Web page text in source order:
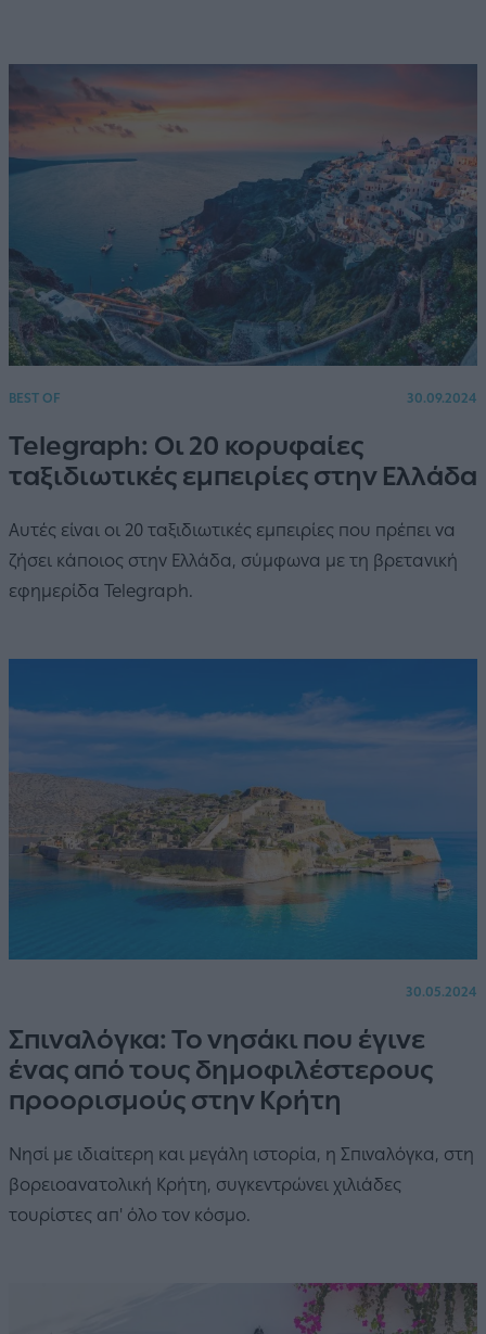
BEST OF 30.09.2024
Telegraph: Οι 20 κορυφαίες
ταξιδιωτικές εμπειρίες στην Ελλάδα
Αυτές είναι οι 20 ταξιδιωτικές εμπειρίες που πρέπει να
ζήσει κάποιος στην Ελλάδα, σύμφωνα με τη βρετανική
εφημερίδα Telegraph.
30.05.2024
Σπιναλόγκα: Το νησάκι που έγινε
ένας από τους δημοφιλέστερους
προορισμούς στην Κρήτη
Νησί με ιδιαίτερη και μεγάλη ιστορία, η Σπιναλόγκα, στη
βορειοανατολική Κρήτη, συγκεντρώνει χιλιάδες
τουρίστες απ' όλο τον κόσμο.